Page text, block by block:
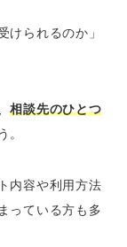
る
士費用が無
方法に対応
けられるのか」
相談先のひとつ
。
内容や利用方法
っている方も多